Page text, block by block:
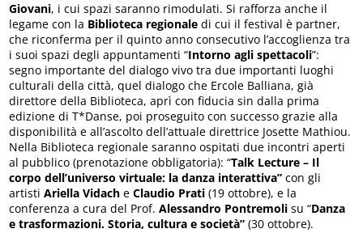
Giovani, i cui spazi saranno rimodulati. Si rafforza anche il
legame con la Biblioteca regionaledi cui il festival è partner,
che riconferma per il quinto anno consecutivo l’accoglienza tra
i suoi spazi degli appuntamenti “Intorno agli spettacoli”:
segno importante del dialogo vivo tra due importanti luoghi
culturali della città, quel dialogo che Ercole Balliana, già
direttore della Biblioteca, aprì con fiducia sin dalla prima
edizione di T*Danse, poi proseguito con successo grazie alla
disponibilità e all’ascolto dell’attuale direttrice Josette Mathiou.
Nella Biblioteca regionale saranno ospitati due incontri aperti
al pubblico (prenotazione obbligatoria): “Talk Lecture – Il
corpo dell’universo virtuale: la danza interattiva”con gli
artistiAriella Vidach eClaudio Prati (19 ottobre), e la
conferenza a cura del Prof.Alessandro Pontremoli su “Danza
e trasformazioni. Storia, cultura e società” (30 ottobre).